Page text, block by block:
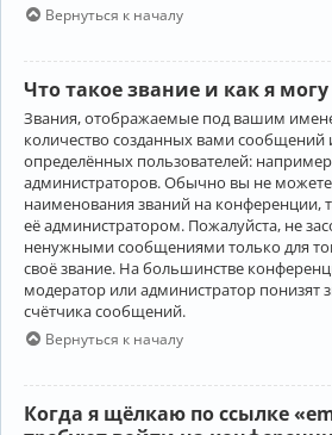
Вернуться к началу
Что такое звание и как я
Звания, отображаемые под вашим
количество созданных вами
определённых пользователей:
администраторов. Обычно вы не
наименования званий на конференции,
её администратором. Пожалуйста, не
ненужными сообщениями только для
своё звание. На большинстве
модератор или администратор понизят
счётчика сообщений.
Вернуться к началу
Когда я щёлкаю по ссылке